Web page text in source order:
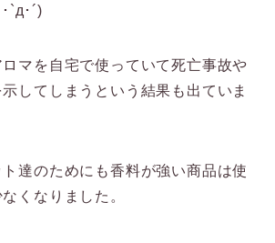
`д･´)
マを自宅で使っていて死亡事故や
してしまうという結果も出ていま
達のためにも香料が強い商品は使
くなりました。